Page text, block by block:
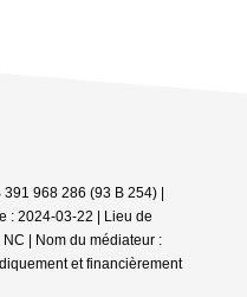
968 286 (93 B 254) |
: 2024-03-22 | Lieu de
| Nom du médiateur :
et financièrement